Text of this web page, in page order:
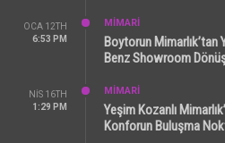
OCA 12TH
6:53 PM
MİMARİ
Boytorun Mimarlık’tan
Benz Showroom
NIS 16TH
1:29 PM
MİMARİ
Yeşim Kozanlı
Konforun Buluşma